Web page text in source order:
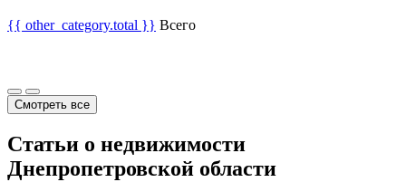
{{ other_category.total }} Всего
Смотреть все
Статьи о недвижимости
Днепропетровской области